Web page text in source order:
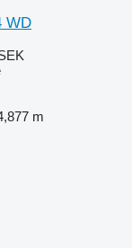
WD
m